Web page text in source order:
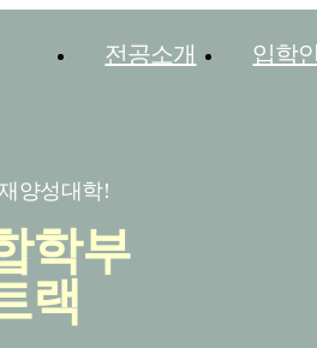
전공소개 입학
양성대학!
학부
랙